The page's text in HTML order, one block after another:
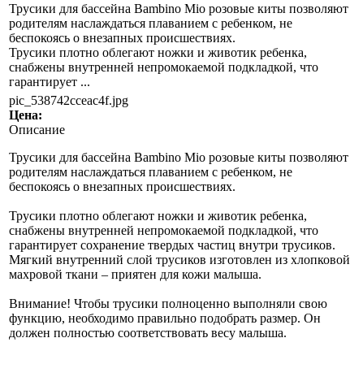
Трусики для бассейна Bambino Mio розовые киты позволяют
родителям наслаждаться плаванием с ребенком, не
беспокоясь о внезапных происшествиях.
Трусики плотно облегают ножки и животик ребенка,
снабжены внутренней непромокаемой подкладкой, что
гарантирует ...
pic_538742cceac4f.jpg
Цена:
Описание
Трусики для бассейна Bambino Mio розовые киты позволяют
родителям наслаждаться плаванием с ребенком, не
беспокоясь о внезапных происшествиях.
Трусики плотно облегают ножки и животик ребенка,
снабжены внутренней непромокаемой подкладкой, что
гарантирует сохранение твердых частиц внутри трусиков.
Мягкий внутренний слой трусиков изготовлен из хлопковой
махровой ткани – приятен для кожи малыша.
Внимание! Чтобы трусики полноценно выполняли свою
функцию, необходимо правильно подобрать размер. Он
должен полностью соответствовать весу малыша.